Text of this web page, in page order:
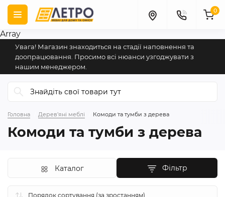
Array
Увага! Магазин знаходиться на стадії наповнення та
доопрацювання. Просимо всі нюанси узгоджувати з
нашим менеджером.
0
Головна Дерев’яні меблі Комоди та тумби з дерева
Комоди та тумби з дерева
Фільтр
Каталог